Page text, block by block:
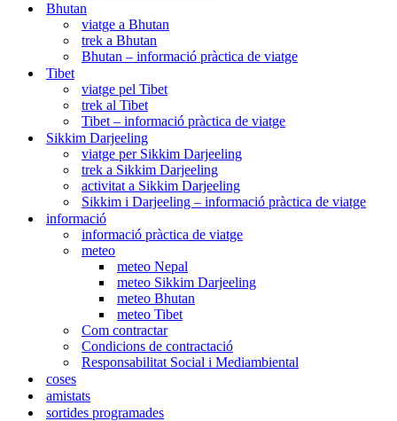
Bhutan
viatge a Bhutan
trek a Bhutan
Bhutan – informació pràctica de viatge
Tibet
viatge pel Tibet
trek al Tibet
Tibet – informació pràctica de viatge
Sikkim Darjeeling
viatge per Sikkim Darjeeling
trek a Sikkim Darjeeling
activitat a Sikkim Darjeeling
Sikkim i Darjeeling – informació pràctica de viatge
informació
informació pràctica de viatge
meteo
meteo Nepal
meteo Sikkim Darjeeling
meteo Bhutan
meteo Tibet
Com contractar
Condicions de contractació
Responsabilitat Social i Mediambiental
coses
amistats
sortides programades